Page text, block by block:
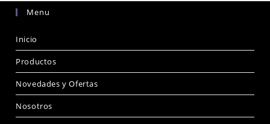
Menu
Inicio
Productos
Novedades y Ofertas
Nosotros